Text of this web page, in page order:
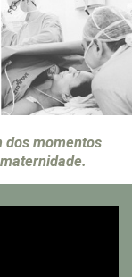
dos momentos